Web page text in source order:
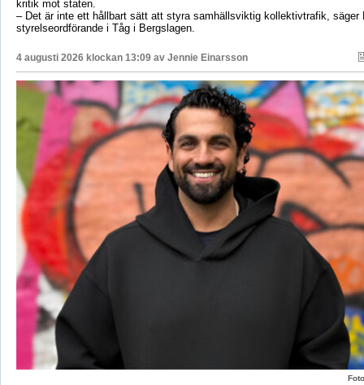
kritik mot staten.
– Det är inte ett hållbart sätt att styra samhällsviktig kollektivtrafik, säger
styrelseordförande i Tåg i Bergslagen.
4 augusti 2026 klockan 13:09 av Jennie Einarsson